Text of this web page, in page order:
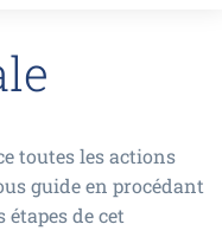
toutes les actions
guide en procédant
étapes de cet